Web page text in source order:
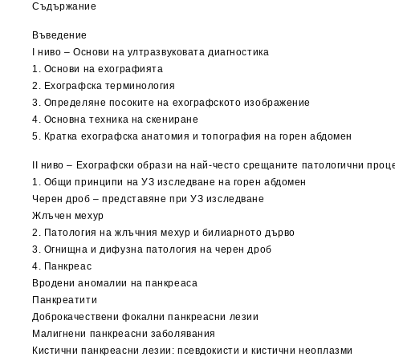
Съдържание
Въведение
I ниво – Основи на ултразвуковата диагностика
1. Основи на ехографията
2. Ехографска терминология
3. Определяне посоките на ехографското изображение
4. Основна техника на скениране
5. Кратка ехографска анатомия и топография на горен абдомен
ІІ ниво – Ехографски образи на най-често срещаните патологични
1. Общи принципи на УЗ изследване на горен абдомен
Черен дроб – представяне при УЗ изследване
Жлъчен мехур
2. Патология на жлъчния мехур и билиарното дърво
3. Огнищна и дифузна патология на черен дроб
4. Панкреас
Вродени аномалии на панкреаса
Панкреатити
Доброкачествени фокални панкреасни лезии
Малигнени панкреасни заболявания
Кистични панкреасни лезии: псевдокисти и кистични неоплазми